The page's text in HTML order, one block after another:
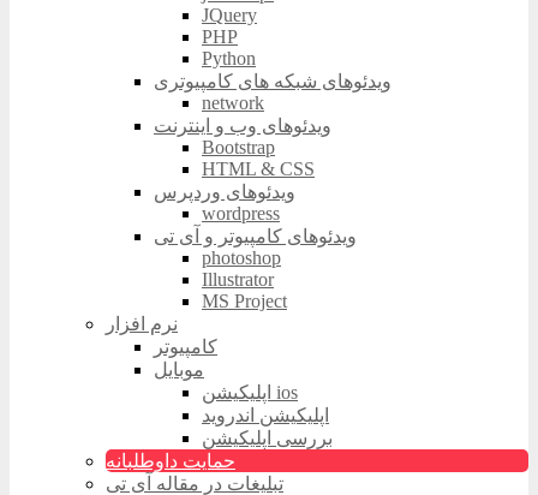
JQuery
PHP
Python
ویدئوهای شبکه های کامپیوتری
network
ویدئوهای وب و اینترنت
Bootstrap
HTML & CSS
ویدئوهای وردپرس
wordpress
ویدئوهای کامپیوتر و آی تی
photoshop
Illustrator
MS Project
نرم افزار
کامپیوتر
موبایل
اپلیکیشن ios
اپلیکیشن اندروید
بررسی اپلیکیشن
حمایت داوطلبانه
تبلیغات در مقاله آی تی